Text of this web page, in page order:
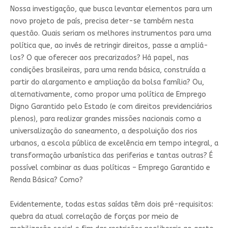
Nossa investigação, que busca levantar elementos para um
novo projeto de país, precisa deter-se também nesta
questão. Quais seriam os melhores instrumentos para uma
política que, ao invés de retringir direitos, passe a ampliá-
los? O que oferecer aos precarizados? Há papel, nas
condições brasileiras, para uma renda básica, construída a
partir do alargamento e ampliação da bolsa família? Ou,
alternativamente, como propor uma política de Emprego
Digno Garantido pelo Estado (e com direitos previdenciários
plenos), para realizar grandes missões nacionais como a
universalização do saneamento, a despoluição dos rios
urbanos, a escola pública de excelência em tempo integral, a
transformação urbanística das periferias e tantas outras? É
possível combinar as duas políticas – Emprego Garantido e
Renda Básica? Como?
Evidentemente, todas estas saídas têm dois pré-requisitos:
quebra da atual correlação de forças por meio de